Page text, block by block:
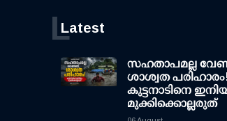
Latest
L
സഹതാപമല്ല
ശാശ്വത
കുട്ടനാടിനെ
മുക്കിക്കൊല്ലരുത്